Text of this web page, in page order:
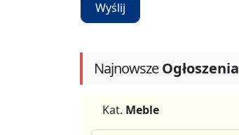
Wyślij
NajnowszeOgłoszenia
Kat. Meble